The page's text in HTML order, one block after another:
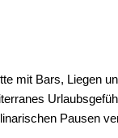
mit Bars, Liegen
Pausen